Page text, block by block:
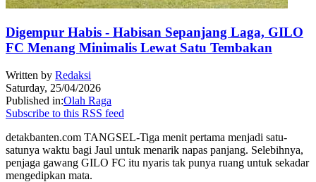
Digempur Habis - Habisan Sepanjang Laga, GILO
FC Menang Minimalis Lewat Satu Tembakan
Written by Redaksi
Saturday, 25/04/2026
Published in:Olah Raga
Subscribe to this RSS feed
detakbanten.com TANGSEL-Tiga menit pertama menjadi satu-
satunya waktu bagi Jaul untuk menarik napas panjang. Selebihnya,
penjaga gawang GILO FC itu nyaris tak punya ruang untuk sekadar
mengedipkan mata.